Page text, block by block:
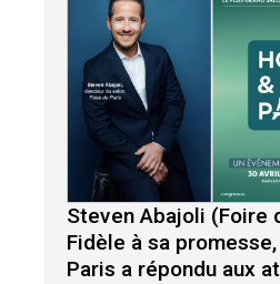
Steven Abajoli (Foire
Fidèle à sa
Paris a répondu aux